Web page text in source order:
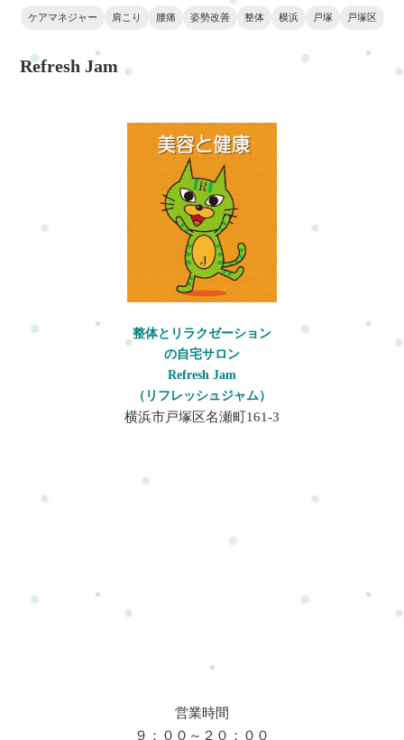
乱れなど体の不調が起こりやす
担、精神的ストレスとの関係を
整体師の視点で解説し、改善方
職業です。肩こりや腰痛、自律
改善方法を整体の視点から解説
ケアマネジャー 肩こり 腰痛 姿勢改善 整体 横浜 戸塚 戸塚区
Refresh Jam
整体とリラクゼーション
の自宅サロン
Refresh Jam
（リフレッシュジャム）
横浜市戸塚区名瀬町161-3
営業時間
９：００～２０：００